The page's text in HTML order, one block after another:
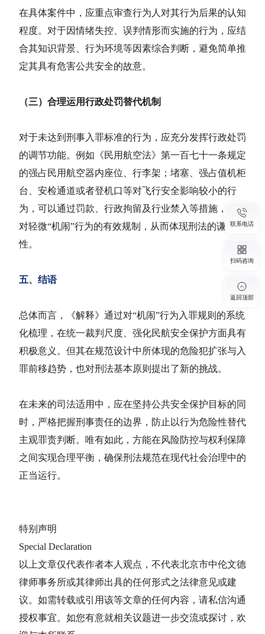
在具体案件中，应重点审查行为人对其行为后果的认知
程度。对于因情绪失控、误判情形而实施的行为，应结
合其知识背景、行为环境等因素综合判断，避免简单推
定其具有危害公共安全的故意。
（三）合理运用行政处罚替代机制
对于未达到刑事入罪标准的行为，应充分发挥行政处罚
的调节功能。例如《民用航空法》第一百七十一条规定
的强占民用航空器内座位、行李架；堵塞、强占值机柜
台、安检通道或者登机口等对飞行安全影响较小的行
为，可以通过罚款、行政拘留及行业禁入等措施，实现
对轻微“机闹”行为的有效规制，从而体现刑法的谦抑
性。
五、结语
总体而言，《解释》通过对“机闹”行为入罪规则的系统
化梳理，在统一裁判尺度、强化民航安全保护方面具有
积极意义。但其在规范设计中所体现的危险犯扩张与入
罪前移趋势，也对刑法基本原则提出了新的挑战。
在未来的司法适用中，应在坚持公共安全保护目标的同
时，严格把握刑事责任的边界，防止以行为危险性替代
主观罪责判断。唯有如此，方能在风险防控与权利保障
之间实现合理平衡，确保刑法规范在现代社会治理中的
正当运行。
特别声明
Special Declaration
以上文章仅代表作者本人观点，不代表北京市中伦文德
律师事务所或其律师出具的任何形式之法律意见或建
议。如需转载或引用该等文章的任何内容，请私信沟通
授权事宜。如您有意就相关议题进一步交流或探讨，欢
联系电话
扫码咨询
返回顶部